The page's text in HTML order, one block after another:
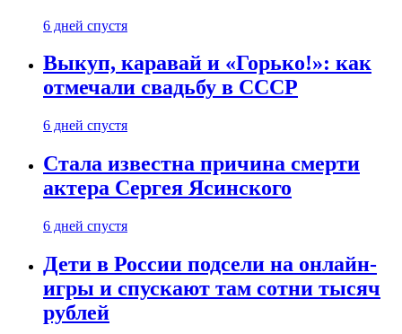
6 дней спустя
Выкуп, каравай и «Горько!»: как
отмечали свадьбу в СССР
6 дней спустя
Стала известна причина смерти
актера Сергея Ясинского
6 дней спустя
Дети в России подсели на онлайн-
игры и спускают там сотни тысяч
рублей